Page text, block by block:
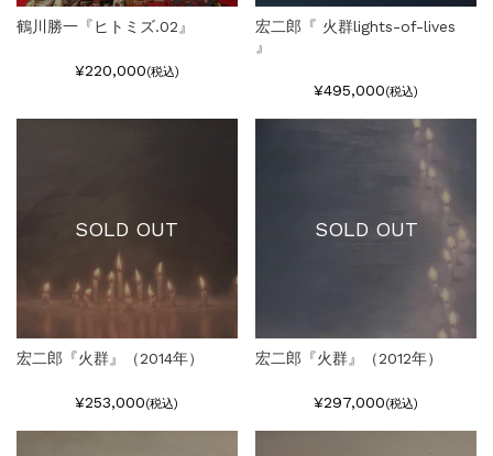
鶴川勝一『ヒトミズ.02』
¥220,000(税込)
宏二郎『 火群lights-of-lives
』
¥495,000(税込)
SOLD OUT
宏二郎『火群』（2014年）
¥253,000(税込)
SOLD OUT
宏二郎『火群』（2012年）
¥297,000(税込)